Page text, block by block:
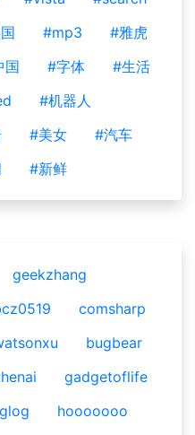
#mp3
#雅虎
国 #字体
#生活
#机器人
#美女
#汽车
#新鲜
geekzhang
comsharp
bugbear
gadgetoflife
hooooooo